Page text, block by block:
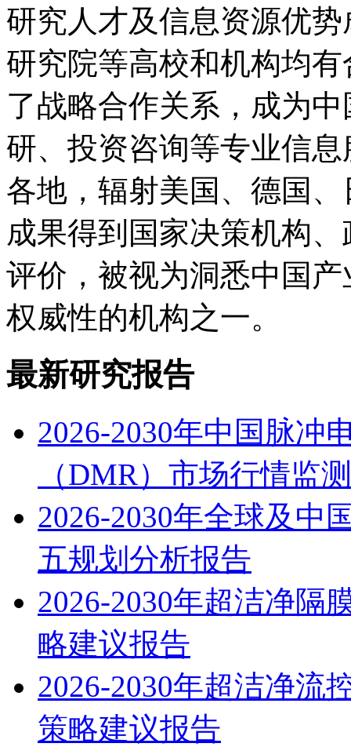
研究人才及信息资源优
研究院等高校和机构均
了战略合作关系，成为
研、投资咨询等专业信
各地，辐射美国、德国
成果得到国家决策机构
评价，被视为洞悉中国
权威性的机构之一。
最新研究报告
2026-2030年中国脉冲
（DMR）市场行情监
2026-2030年全球及中
五规划分析报告
2026-2030年超洁净隔
略建议报告
2026-2030年超洁净流
策略建议报告